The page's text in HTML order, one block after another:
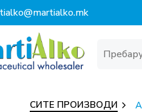
СИТЕ ПРОИЗВОДИ